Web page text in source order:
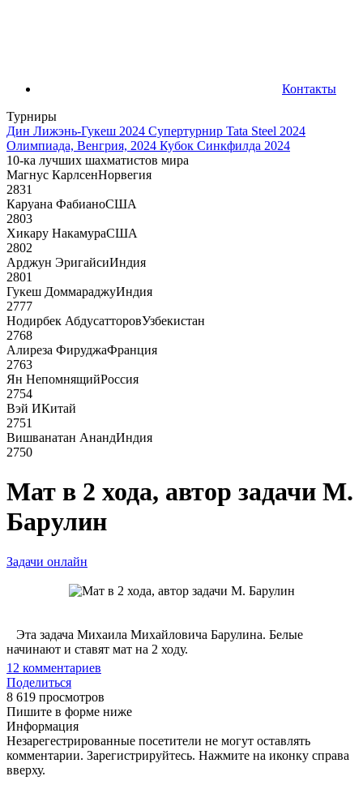
Контакты
Турниры
Дин Лижэнь-Гукеш 2024 Супертурнир Tata Steel 2024
Олимпиада, Венгрия, 2024 Кубок Синкфилда 2024
10-ка лучших шахматистов мира
Магнус КарлсенНорвегия
2831
Каруана ФабианоСША
2803
Хикару НакамураСША
2802
Арджун ЭригайсиИндия
2801
Гукеш ДоммараджуИндия
2777
Нодирбек АбдусатторовУзбекистан
2768
Алиреза ФируджаФранция
2763
Ян НепомнящийРоссия
2754
Вэй ИКитай
2751
Вишванатан АнандИндия
2750
Мат в 2 хода, автор задачи М.
Барулин
Задачи онлайн
Эта задача Михаила Михайловича Барулина. Белые
начинают и ставят мат на 2 ходу.
12 комментариев
Поделиться
8 619 просмотров
Пишите в форме ниже
Информация
Незарегестрированные посетители не могут оставлять
комментарии. Зарегистрируйтесь. Нажмите на иконку справа
вверху.